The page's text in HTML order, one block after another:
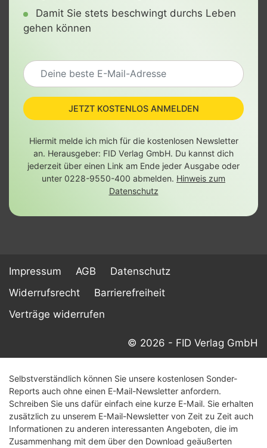
Damit Sie stets beschwingt durchs Leben
gehen können
JETZT KOSTENLOS ANMELDEN
Hiermit melde ich mich für die kostenlosen Newsletter
an. Herausgeber: FID Verlag GmbH. Du kannst dich
jederzeit über einen Link am Ende jeder Ausgabe oder
unter 0228-9550-400 abmelden. Hinweis zum
Datenschutz
Impressum AGB
Datenschutz
Widerrufsrecht
Barrierefreiheit
Verträge widerrufen
© 2026 - FID Verlag GmbH
Selbstverständlich können Sie unsere kostenlosen Sonder-
Reports auch ohne einen E-Mail-Newsletter anfordern.
Schreiben Sie uns dafür einfach eine kurze E-Mail. Sie erhalten
zusätzlich zu unserem E-Mail-Newsletter von Zeit zu Zeit auch
Informationen zu anderen interessanten Angeboten, die im
Zusammenhang mit dem über den Download geäußerten